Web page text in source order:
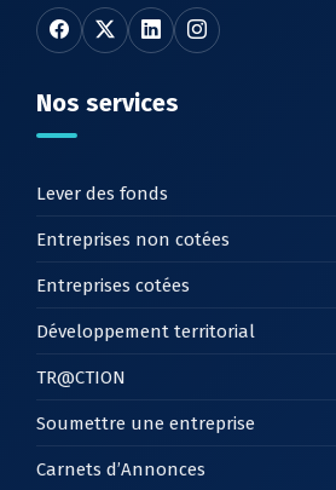
Nos services
Lever des fonds
Entreprises non cotées
Entreprises cotées
Développement territorial
TR@CTION
Soumettre une entreprise
Carnets d’Annonces